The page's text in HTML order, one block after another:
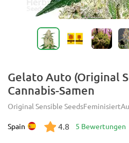
Gelato Auto (Original
Cannabis-Samen
Original Sensible SeedsFeminisiert
Spain 4.8 5 Bewertungen